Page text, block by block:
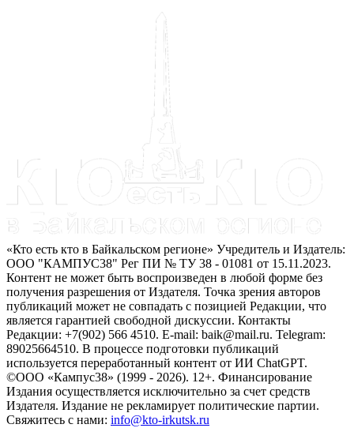
«Кто есть кто в Байкальском регионе» Учредитель и Издатель:
ООО "КАМПУС38" Рег ПИ № ТУ 38 - 01081 от 15.11.2023.
Контент не может быть воспроизведен в любой форме без
получения разрешения от Издателя. Точка зрения авторов
публикаций может не совпадать с позицией Редакции, что
является гарантией свободной дискуссии. Контакты
Редакции: +7(902) 566 4510. E-mail: baik@mail.ru. Telegram:
89025664510. В процессе подготовки публикаций
используется переработанный контент от ИИ ChatGPT.
©ООО «Кампус38» (1999 - 2026). 12+. Финансирование
Издания осуществляется исключительно за счет средств
Издателя. Издание не рекламирует политические партии.
Свяжитесь с нами: info@kto-irkutsk.ru